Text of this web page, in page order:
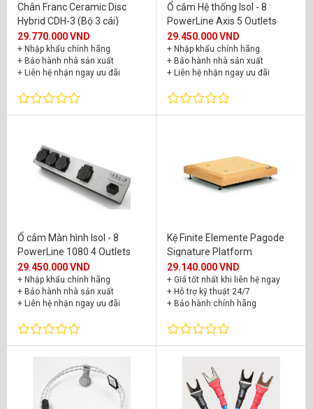
ZenSati(2)
Chân Franc Ceramic Disc
Hybrid CDH-3 (Bộ 3 cái)
29.770.000 VND
+ Nhập khẩu chính hãng
+ Bảo hành nhà sản xuất
+ Liên hệ nhận ngay ưu đãi
Ổ cắm Hệ thống Isol - 8
PowerLine Axis 5 Outlets
29.450.000 VND
+ Nhập khẩu chính hãng
+ Bảo hành nhà sản xuất
+ Liên hệ nhận ngay ưu đãi
Ổ cắm Màn hình Isol - 8
PowerLine 1080 4 Outlets
29.450.000 VND
+ Nhập khẩu chính hãng
+ Bảo hành nhà sản xuất
+ Liên hệ nhận ngay ưu đãi
Kệ Finite Elemente Pagode
Signature Platform
29.140.000 VND
+ Giá tốt nhất khi liên hệ ngay
+ Hỗ trợ kỹ thuật 24/7
+ Bảo hành chính hãng